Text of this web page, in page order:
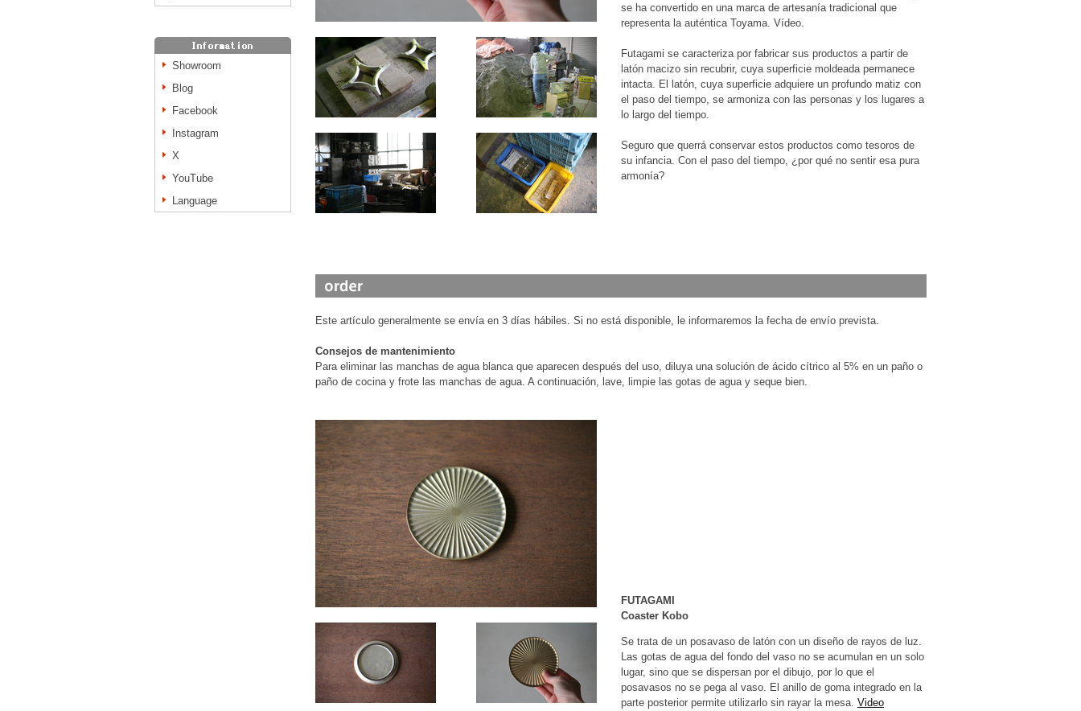
Showroom
Blog
Facebook
Instagram
X
YouTube
Language
se ha convertido en una marca de artesanía tradicional que
representa la auténtica Toyama. Vídeo.
Futagami se caracteriza por fabricar sus productos a partir de
latón macizo sin recubrir, cuya superficie moldeada permanece
intacta. El latón, cuya superficie adquiere un profundo matiz con
el paso del tiempo, se armoniza con las personas y los lugares a
lo largo del tiempo.
Seguro que querrá conservar estos productos como tesoros de
su infancia. Con el paso del tiempo, ¿por qué no sentir esa pura
armonía?
Este artículo generalmente se envía en 3 días hábiles. Si no está disponible, le informaremos la fecha de envío prevista.
Consejos de mantenimiento
Para eliminar las manchas de agua blanca que aparecen después del uso, diluya una solución de ácido cítrico al 5% en un paño o
paño de cocina y frote las manchas de agua. A continuación, lave, limpie las gotas de agua y seque bien.
FUTAGAMI
Coaster Kobo
Se trata de un posavaso de latón con un diseño de rayos de luz.
Las gotas de agua del fondo del vaso no se acumulan en un solo
lugar, sino que se dispersan por el dibujo, por lo que el
posavasos no se pega al vaso. El anillo de goma integrado en la
parte posterior permite utilizarlo sin rayar la mesa. Video